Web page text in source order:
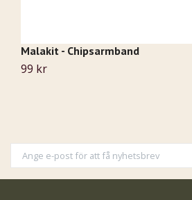
Malakit - Chipsarmband
99 kr